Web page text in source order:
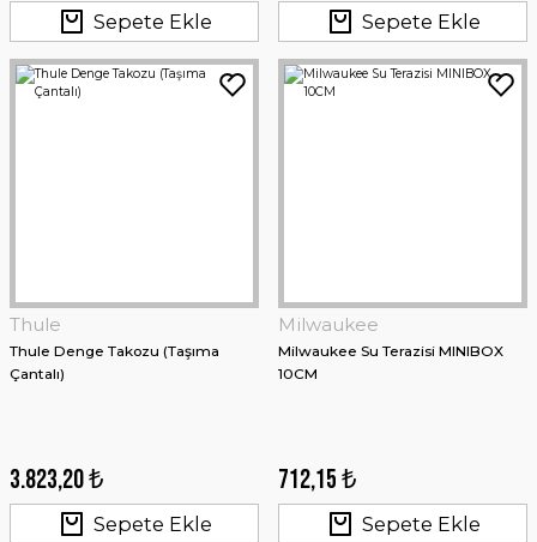
Stanley
Sepete Ekle
Sepete Ekle Sepete Ekle
Thule
Thule Denge Takozu (Taşıma
Çantalı)
3.823,20 ₺
Sepete Ekle
Milwaukee
Milwaukee Su Terazisi MINIBOX
10CM
712,15 ₺
Sepete Ekle